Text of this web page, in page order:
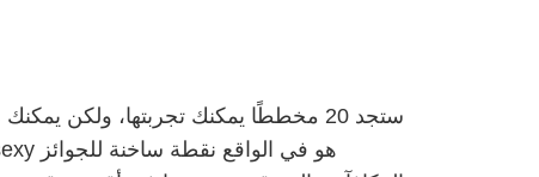
ستجد 20 مخططًا يمكنك تجربتها، ولكن